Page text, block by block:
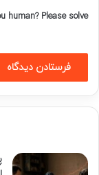
human? Please solve: